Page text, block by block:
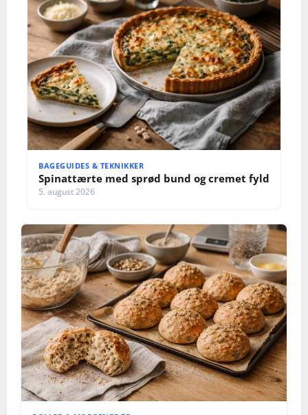
BAGEGUIDES & TEKNIKKER
Spinattærte med sprød bund og cremet fyld
5. august 2026